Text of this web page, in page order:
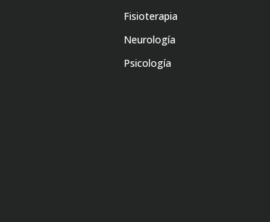
Fisioterapia
Neurología
Psicología